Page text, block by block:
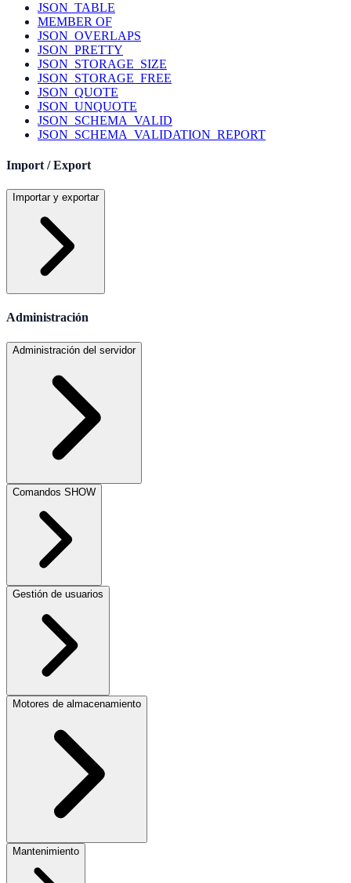
JSON_TABLE
MEMBER OF
JSON_OVERLAPS
JSON_PRETTY
JSON_STORAGE_SIZE
JSON_STORAGE_FREE
JSON_QUOTE
JSON_UNQUOTE
JSON_SCHEMA_VALID
JSON_SCHEMA_VALIDATION_REPORT
Import / Export
Importar y exportar
Administración
Administración del servidor
Comandos SHOW
Gestión de usuarios
Motores de almacenamiento
Mantenimiento